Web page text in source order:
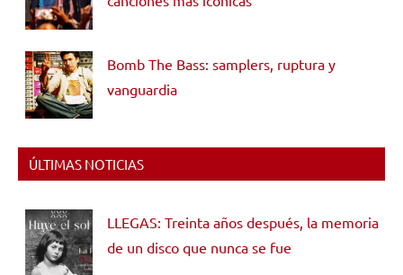
Bomb The Bass: samplers, ruptura y
vanguardia
ÚLTIMAS NOTICIAS
LLEGAS: Treinta años después, la memoria
de un disco que nunca se fue